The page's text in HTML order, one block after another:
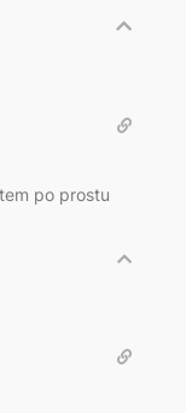
po prostu